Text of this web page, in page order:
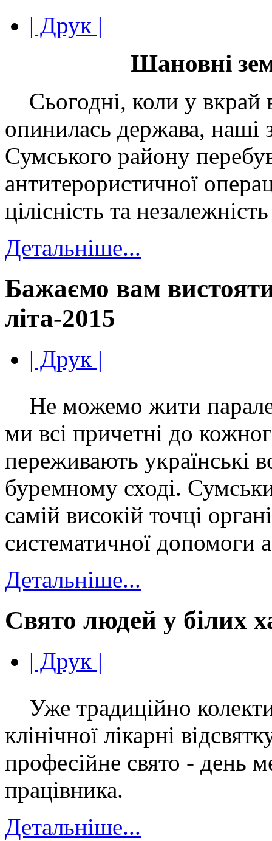
| Друк |
Шановні
Сьогодні, коли у вкрай
опинилась держава, наші
Сумського району
антитерористичної
цілісність та
Детальніше...
Бажаємо вам
літа-2015
| Друк |
Не можемо жити
ми всі причетні до
переживають українські
буремному сході.
самій високій точці
систематичної допомоги
Детальніше...
Свято людей у білих
| Друк |
Уже традиційно
клінічної лікарні
професійне свято - день
працівника.
Детальніше...